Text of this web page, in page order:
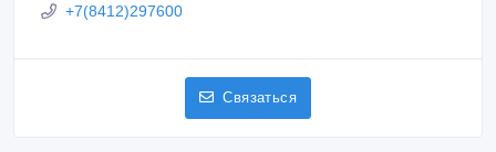
+7(8412)297600
Связаться